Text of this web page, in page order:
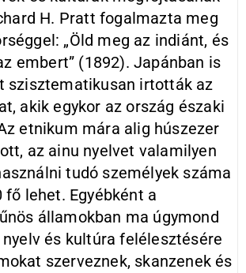
H. Pratt fogalmazta meg
„Öld meg az indiánt, és
embert” (1892). Japánban is
szisztematikusan irtották az
akik egykor az ország északi
etnikum mára alig húszezer
az ainu nyelvet valamilyen
tudó személyek száma
fő lehet. Egyébként a
államokban ma úgymond
nyelv és kultúra felélesztésére
szerveznek, skanzenek és